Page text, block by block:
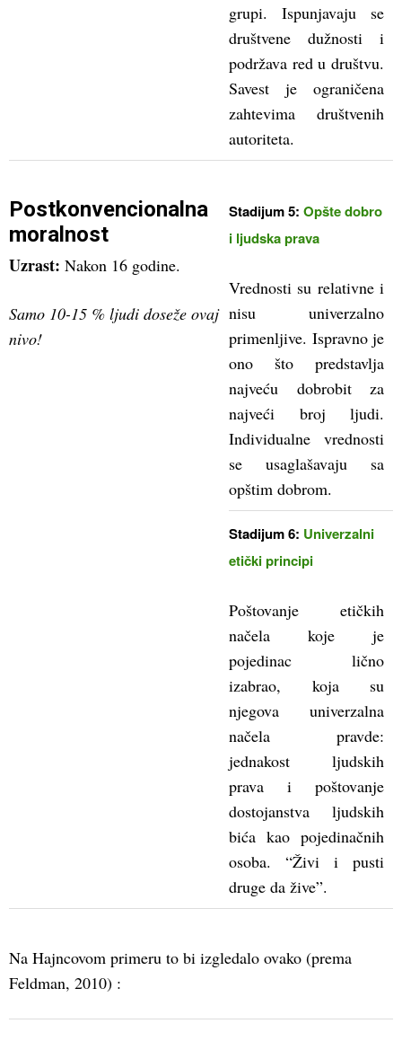
grupi. Ispunjavaju se
društvene dužnosti i
podržava red u društvu.
Savest je ograničena
zahtevima društvenih
autoriteta.
Postkonvencionalna
moralnost
Uzrast: Nakon 16 godine.
Samo 10-15 % ljudi doseže ovaj
nivo!
Stadijum 5: Opšte dobro
i ljudska prava
Vrednosti su relativne i
nisu univerzalno
primenljive. Ispravno je
ono što predstavlja
najveću dobrobit za
najveći broj ljudi.
Individualne vrednosti
se usaglašavaju sa
opštim dobrom.
Stadijum 6: Univerzalni
etički principi
Poštovanje etičkih
načela koje je
pojedinac lično
izabrao, koja su
njegova univerzalna
načela pravde:
jednakost ljudskih
prava i poštovanje
dostojanstva ljudskih
bića kao pojedinačnih
osoba. “Živi i pusti
druge da žive”.
Na Hajncovom primeru to bi izgledalo ovako (prema
Feldman, 2010) :